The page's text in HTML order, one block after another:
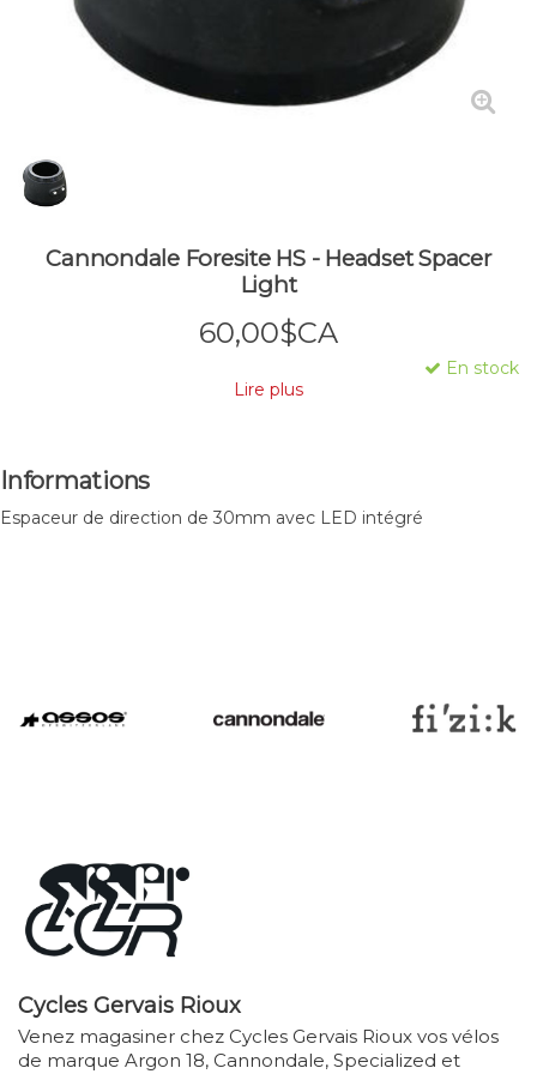
Cannondale Foresite HS - Headset Spacer
Light
60,00$CA
En stock
Lire plus
Informations
Espaceur de direction de 30mm avec LED intégré
Cycles Gervais Rioux
Venez magasiner chez Cycles Gervais Rioux vos vélos
de marque Argon 18, Cannondale, Specialized et